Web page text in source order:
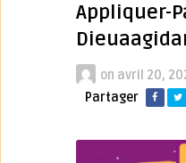
Appliquer-
on avril 20,
Partager